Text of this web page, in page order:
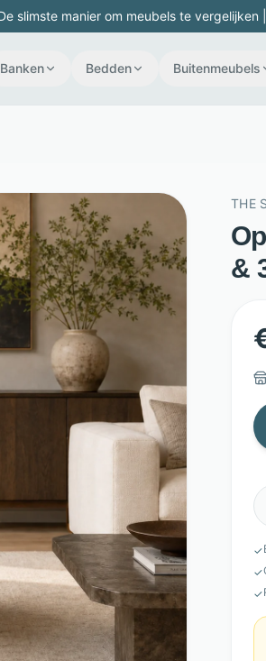
slimste manier om meubels te
Banken Bedden Buitenmeubels
THE
&
✓
✓
✓